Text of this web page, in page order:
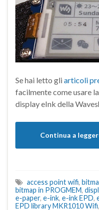
Se hai letto gli articoli
facilmente come usare
display eInk della
Continua a
access point wifi,
bitmap in PROGMEM,
e-paper, e-ink, e-ink EPD,
EPD library MKR1010 Wifi,